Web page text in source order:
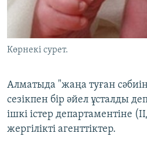
ЖАЗЫЛЫҢЫЗ
Көрнекі сурет.
Алматыда "жаңа туған
сезікпен бір әйел ұсталды
ішкі істер департаментіне
жергілікті агенттіктер.